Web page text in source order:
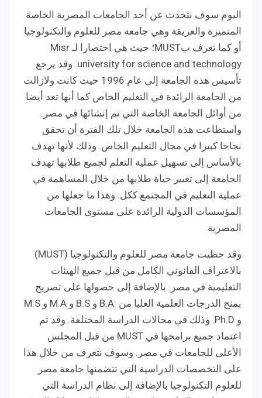
اليوم سوف نتحدث عن أحد الجامعات المصرية الخاصة
المتميزة والعريقة وهي جامعة مصر للعلوم والتكنولوجيا
أو كما تعرف بMUST؛ حيث هي اختصارا لـ Misr
university for science and technology. وقد يرجع
تأسيس هذه الجامعة إلى عام 1996 حيث كانت ولازالت
من الجامعة الرائدة في التعليم الخاص كما أنها تعد أيضا
من أوائل الجامعة الخاصة التي تم إنشائها في مصر.
واستطاعت هذه الجامعة خلال تلك الفترة أن تحقق
نجاحا كبيرا في مجال التعليم الخاص. وذلك لأنها تهدف
بالأساس إلى تسهيل عملية التعلم لجميع طلابها تهدف
الجامعة إلى تغيير حياة طلابها من خلال المساهمة في
عملية التعليم في المجتمع ككل. وهذا ما جعلها من
المؤسسات الدولية الرائدة على مستوى الجامعات
المصرية.
وقد حظيت جامعة مصر للعلوم والتكنولوجيا (MUST)
بالاعتراف القانوني الكامل من قبل جميع الهيئات
التعليمية في مصر. بالإضافة إلى حصولها على تصريح
بمنح الدرجات العلمية العليا من :B.A و B.S و M.A و M.S
و Ph.D. وذلك في مجالات الدراسة المختلفة. وقد تم
اعتماد جميع برامجها في MUST من قبل المجلس
الأعلى للجامعات في مصر. وسوف نتعرف من خلال هذا
على التخصصات الدراسية التي تتضمنها جامعة مصر
للعلوم التكنولوجيا بالإضافة إلى نظام الدراسة التي